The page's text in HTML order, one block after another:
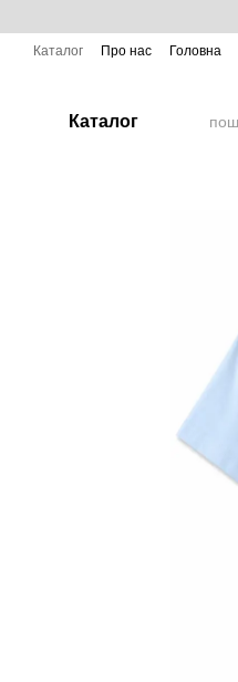
Каталог Про нас Головна
Каталог